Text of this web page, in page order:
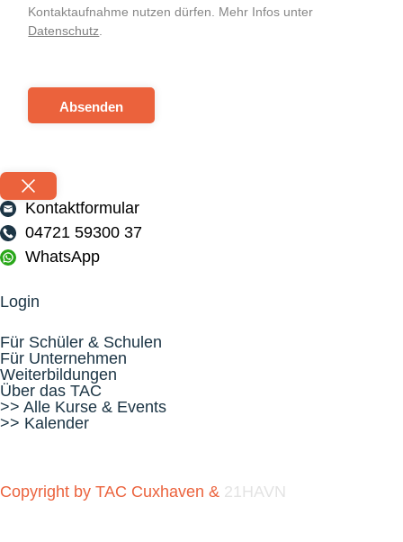
Kontaktaufnahme nutzen dürfen. Mehr Infos unter
Datenschutz.
Absenden
Kontaktformular
04721 59300 37
WhatsApp
Login
Für Schüler & Schulen
Für Unternehmen
Weiterbildungen
Über das TAC
>> Alle Kurse & Events
>> Kalender
Copyright by TAC Cuxhaven & 21HAVN